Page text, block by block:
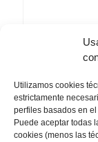
Utilizamos cookies
estrictamente
perfiles basados en
Puede aceptar todas
cookies (menos las